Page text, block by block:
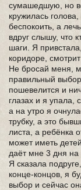
сумашедшую, но
кружилась
беспокоить, а
вдруг слышу, что
шаги. Я
коридоре,
Не бросай меня,
правильный
пошевелится и
глазах и я упала,
а на утро я
трубку, а это
листа, а ребёнка
может иметь
даёт мне 3 дня на
Я сказала
конце-концов, я
выбор и сейчас